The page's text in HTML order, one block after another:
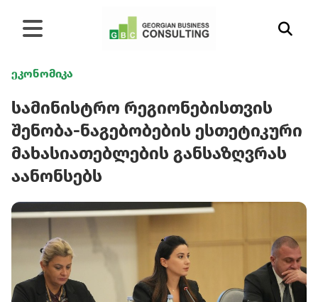
ეკონომიკა
სამინისტრო რეგიონებისთვის
შენობა-ნაგებობების ესთეტიკური
მახასიათებლების განსაზღვრას
აანონსებს